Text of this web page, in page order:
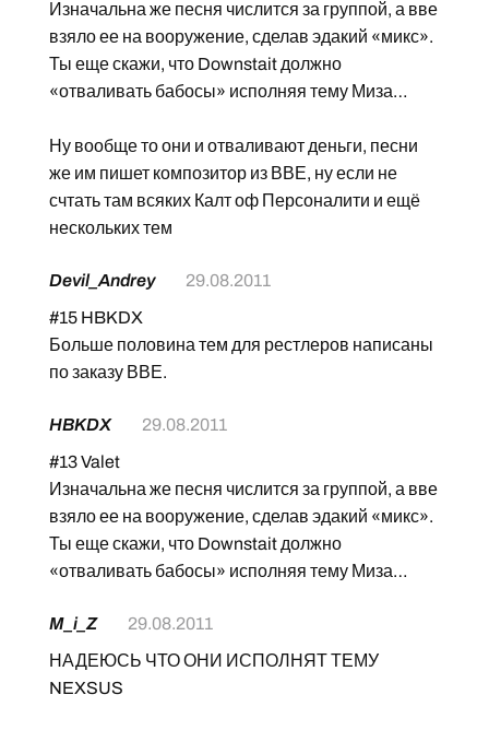
Изначальна же песня числится за группой, а вве
взяло ее на вооружение, сделав эдакий «микс».
Ты еще скажи, что Downstait должно
«отваливать бабосы» исполняя тему Миза…
Ну вообще то они и отваливают деньги, песни
же им пишет композитор из ВВЕ, ну если не
счтать там всяких Калт оф Персоналити и ещё
нескольких тем
Devil_Andrey
29.08.2011
#15 HBKDX
Больше половина тем для рестлеров написаны
по заказу ВВЕ.
HBKDX
29.08.2011
#13 Valet
Изначальна же песня числится за группой, а вве
взяло ее на вооружение, сделав эдакий «микс».
Ты еще скажи, что Downstait должно
«отваливать бабосы» исполняя тему Миза…
M_i_Z
29.08.2011
НАДЕЮСЬ ЧТО ОНИ ИСПОЛНЯТ ТЕМУ
NEXSUS